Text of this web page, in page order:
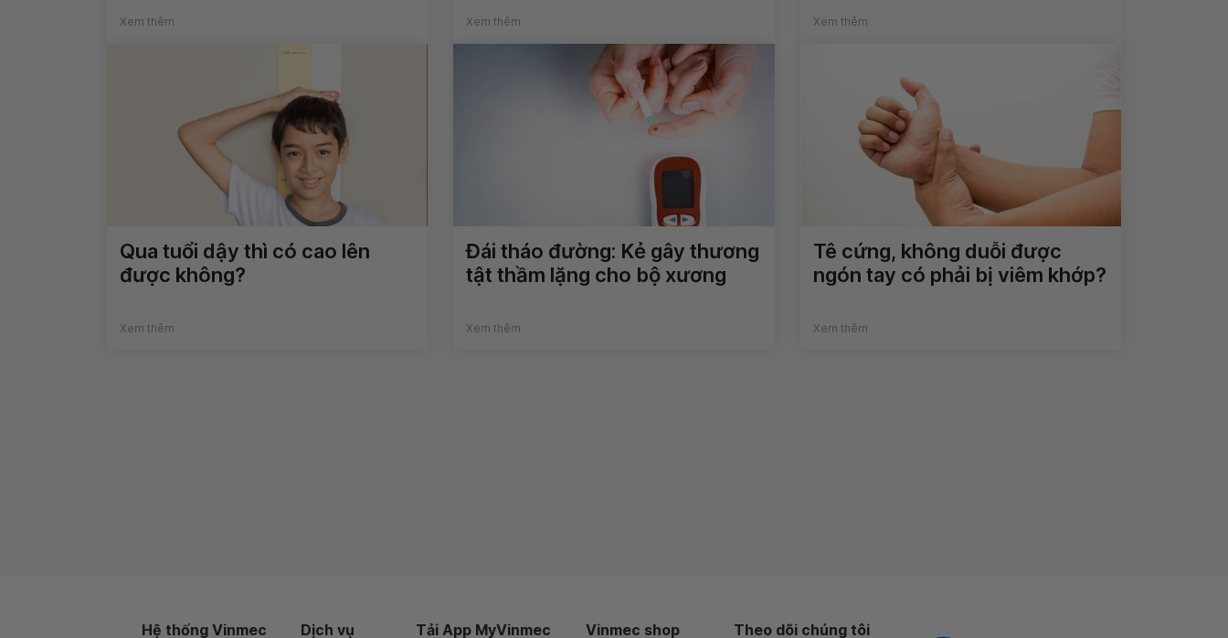
Xem thêm Xem thêm Xem thêm
Qua tuổi dậy thì có cao lên
được không?
Xem thêm
Đái tháo đường: Kẻ gây thương
tật thầm lặng cho bộ xương
Xem thêm
Tê cứng, không duỗi được
ngón tay có phải bị viêm khớp?
Xem thêm
Hệ thống Vinmec Dịch vụ Tải App MyVinmec Vinmec shop Theo dõi chúng tôi